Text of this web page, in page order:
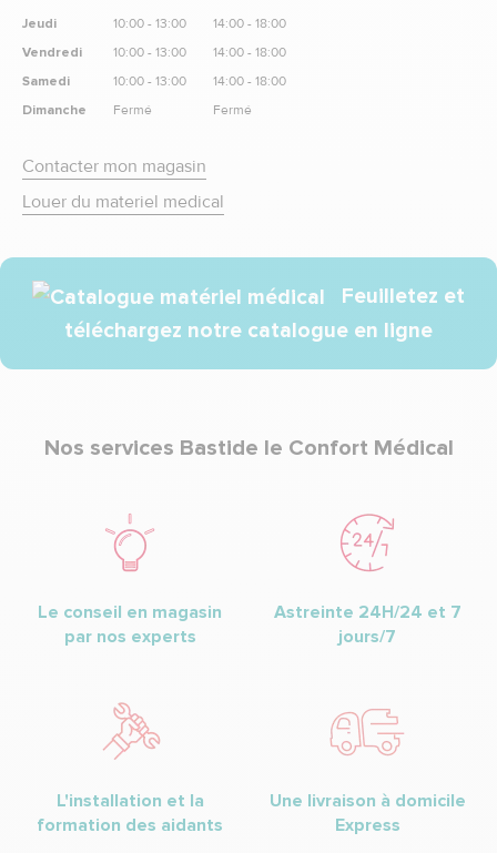
Jeudi
Vendredi
Samedi
Dimanche
10:00 - 13:00
10:00 - 13:00
10:00 - 13:00
Fermé
14:00 - 18:00
14:00 - 18:00
14:00 - 18:00
Fermé
Contacter mon magasin
Louer du materiel medical
Feuilletez et
téléchargez notre catalogue en ligne
Nos services Bastide le Confort Médical
Le conseil en magasin
par nos experts
Astreinte 24H/24 et 7
jours/7
L'installation et la
formation des aidants
Une livraison à domicile
Express